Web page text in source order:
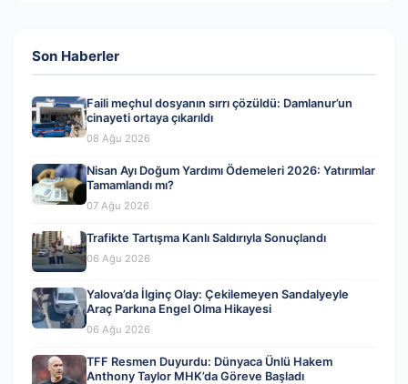
Son Haberler
Faili meçhul dosyanın sırrı çözüldü: Damlanur’un
cinayeti ortaya çıkarıldı
08 Ağu 2026
Nisan Ayı Doğum Yardımı Ödemeleri 2026: Yatırımlar
Tamamlandı mı?
07 Ağu 2026
Trafikte Tartışma Kanlı Saldırıyla Sonuçlandı
06 Ağu 2026
Yalova’da İlginç Olay: Çekilemeyen Sandalyeyle
Araç Parkına Engel Olma Hikayesi
06 Ağu 2026
TFF Resmen Duyurdu: Dünyaca Ünlü Hakem
Anthony Taylor MHK’da Göreve Başladı